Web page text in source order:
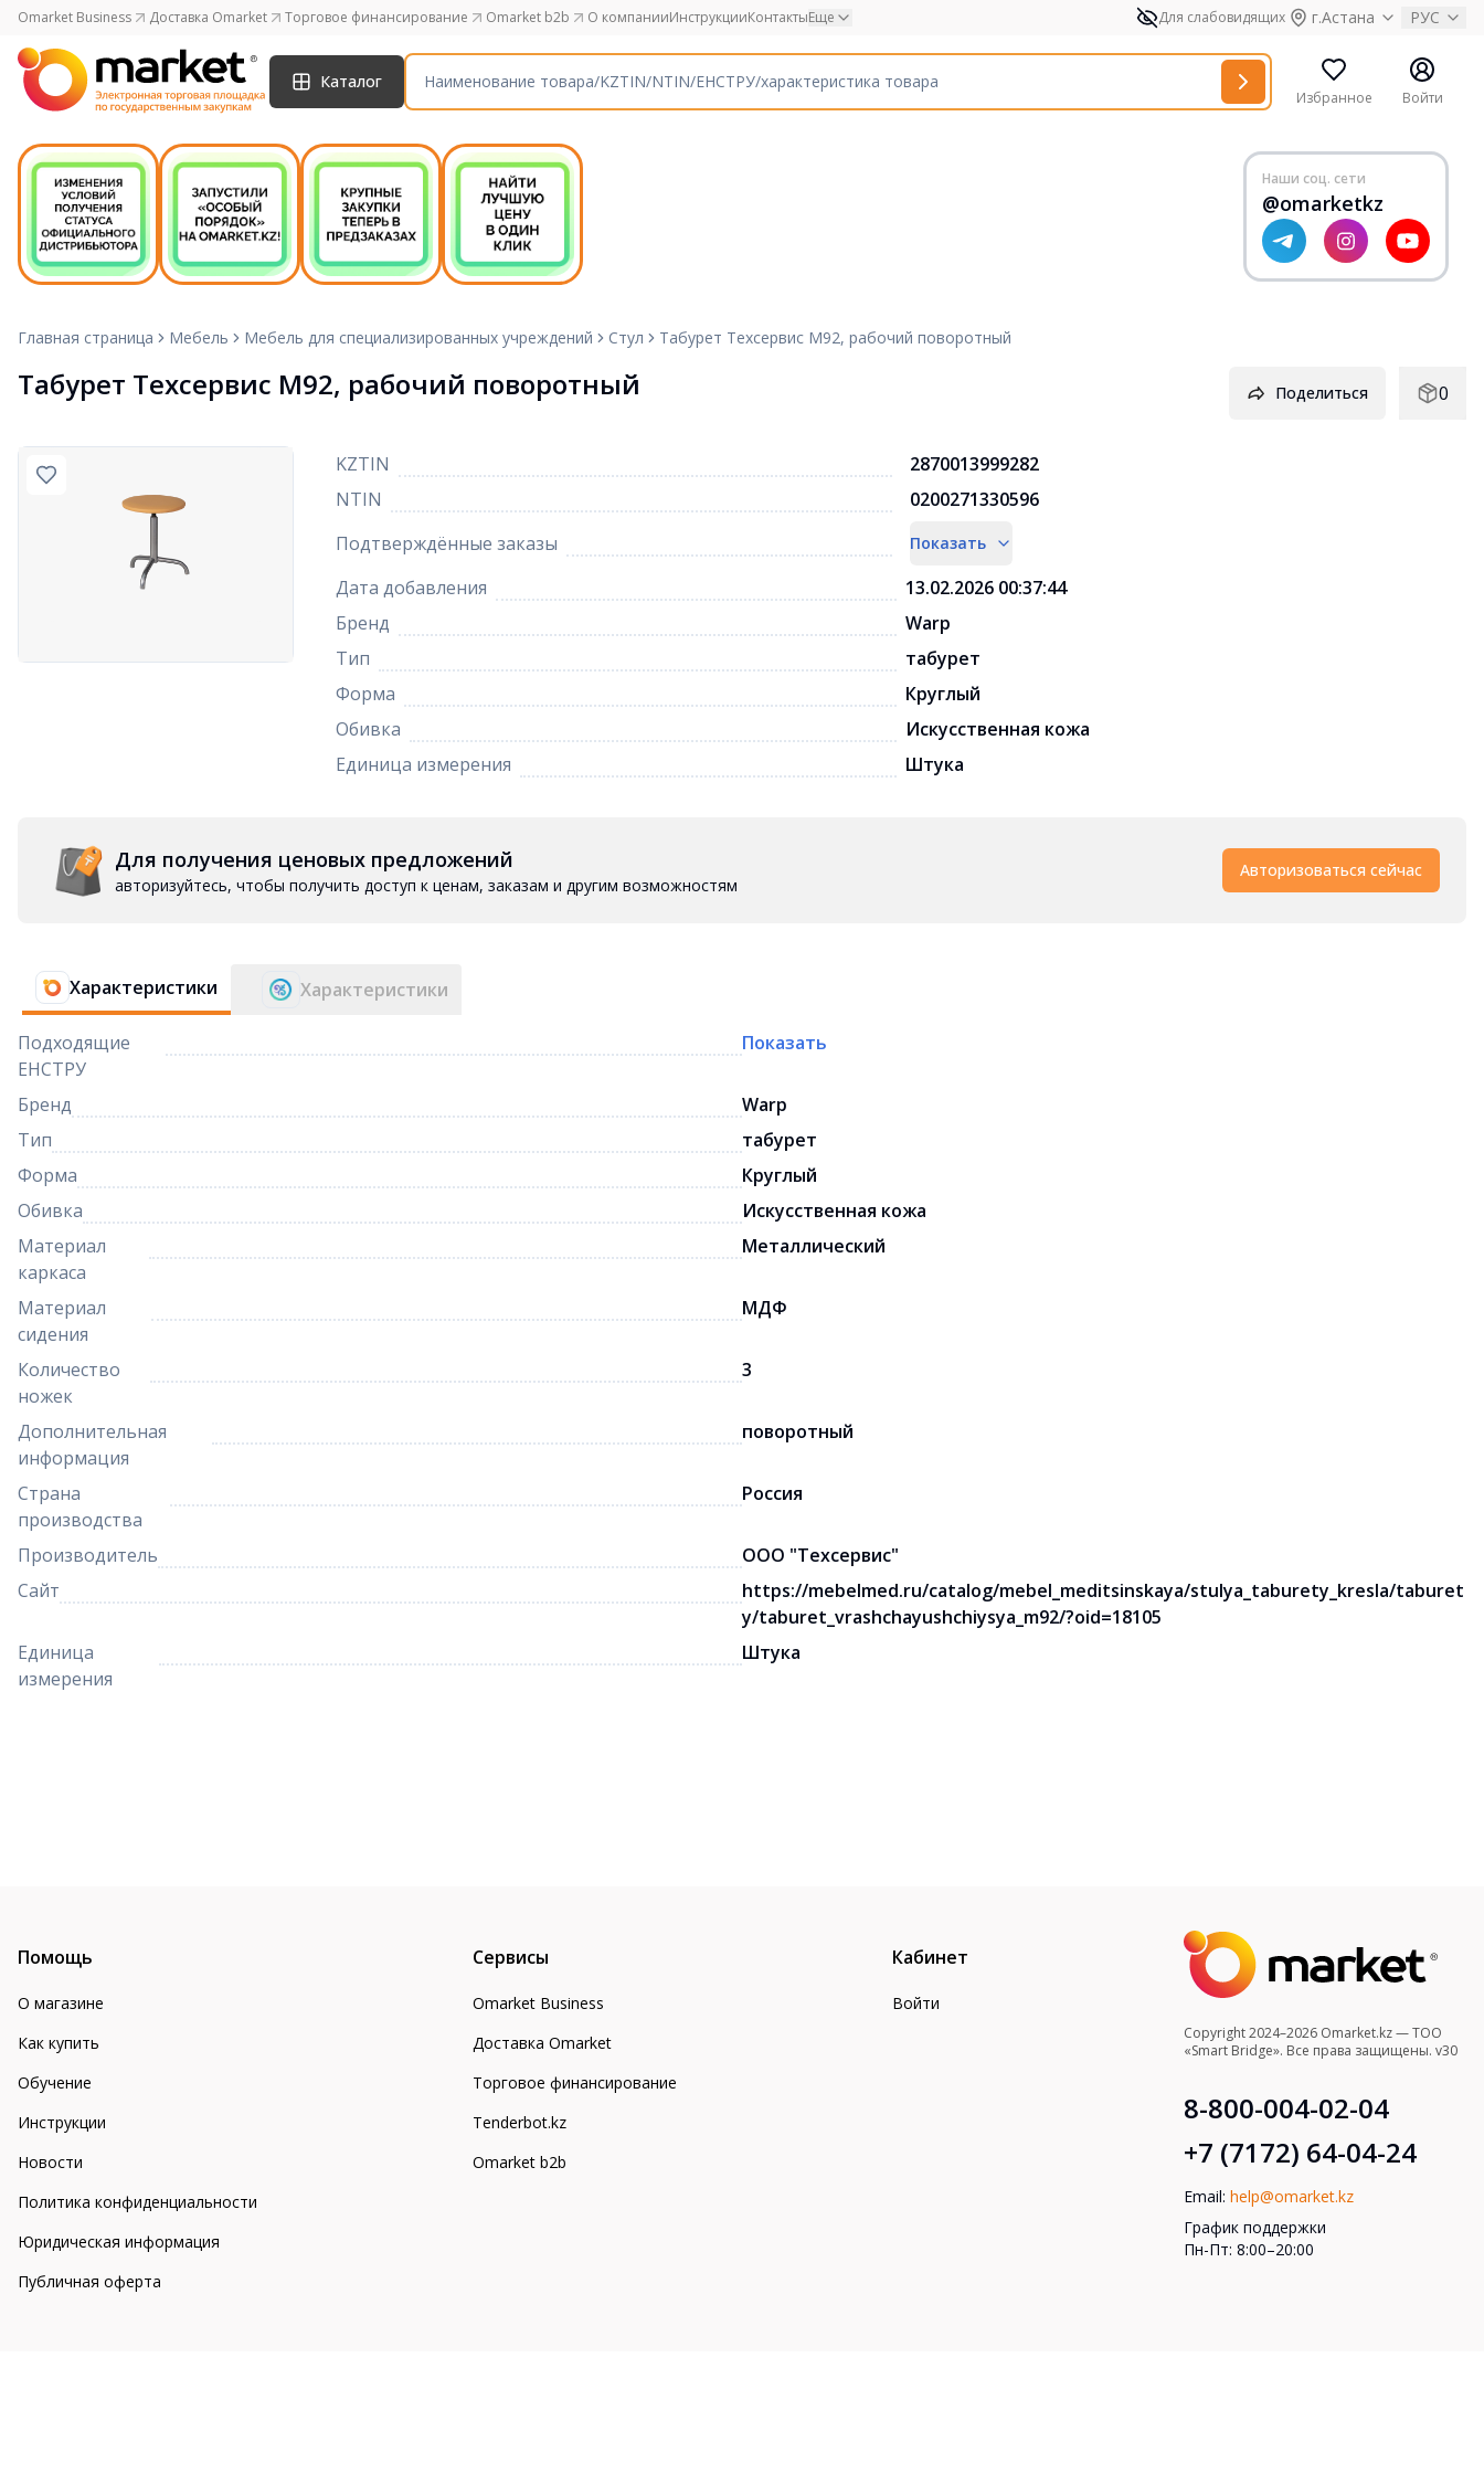
Omarket Business Доставка Omarket Торговое финансирование Omarket b2b О компанииИнструкцииКонтактыЕще Для слабовидящих г.Астана РУС
Каталог
Избранное Войти
Наши соц. сети
@omarketkz
Главная страница Мебель Мебель для специализированных учреждений Стул Табурет Техсервис М92, рабочий поворотный
Табурет Техсервис М92, рабочий поворотный Поделиться 0
KZTIN
2870013999282
NTIN
0200271330596
Подтверждённые заказы
Показать
Дата добавления
13.02.2026 00:37:44
Бренд
Warp
Тип
табурет
Форма
Круглый
Обивка
Искусственная кожа
Единица измерения
Штука
Для получения ценовых предложений
авторизуйтесь, чтобы получить доступ к ценам, заказам и другим возможностям
Авторизоваться сейчас
Характеристики Характеристики
Подходящие
ЕНСТРУ
Показать
Бренд
Warp
Тип
табурет
Форма
Круглый
Обивка
Искусственная кожа
Материал
каркаса
Металлический
Материал
сидения
МДФ
Количество
ножек
3
Дополнительная
информация
поворотный
Страна
производства
Россия
Производитель
ООО "Техсервис"
Сайт
https://mebelmed.ru/catalog/mebel_meditsinskaya/stulya_taburety_kresla/taburet
y/taburet_vrashchayushchiysya_m92/?oid=18105
Единица
измерения
Штука
Помощь
О магазине
Как купить
Обучение
Инструкции
Новости
Политика конфиденциальности
Юридическая информация
Публичная оферта
Сервисы
Omarket Business
Доставка Omarket
Торговое финансирование
Tenderbot.kz
Omarket b2b
Кабинет
Войти
Copyright 2024–2026 Omarket.kz — ТОО
«Smart Bridge». Все права защищены. v30
8-800-004-02-04
+7 (7172) 64-04-24
Email: help@omarket.kz
График поддержки
Пн-Пт: 8:00–20:00